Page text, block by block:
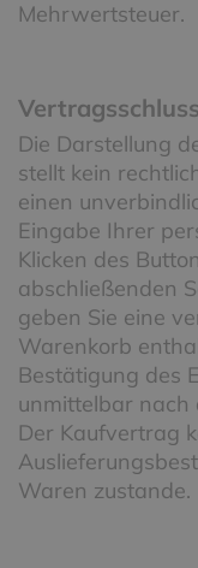
Mehrwertsteuer.
Vertragsschluss
Die Darstellung
stellt kein
einen
Eingabe Ihrer
Klicken des
abschließenden
geben Sie eine
Warenkorb
Bestätigung des
unmittelbar nach
Der Kaufvertrag
Waren zustande.